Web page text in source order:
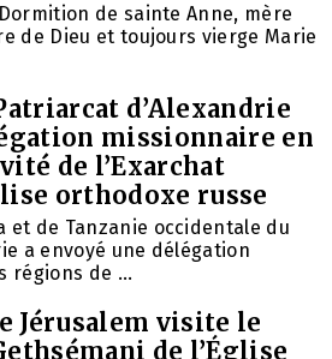
de sainte Anne, mère
de Dieu et toujours vierge Marie
d’Alexandrie
missionnaire en
de l’Exarchat
orthodoxe russe
et de Tanzanie occidentale du
a envoyé une délégation
régions de ...
Jérusalem visite le
de l’Église